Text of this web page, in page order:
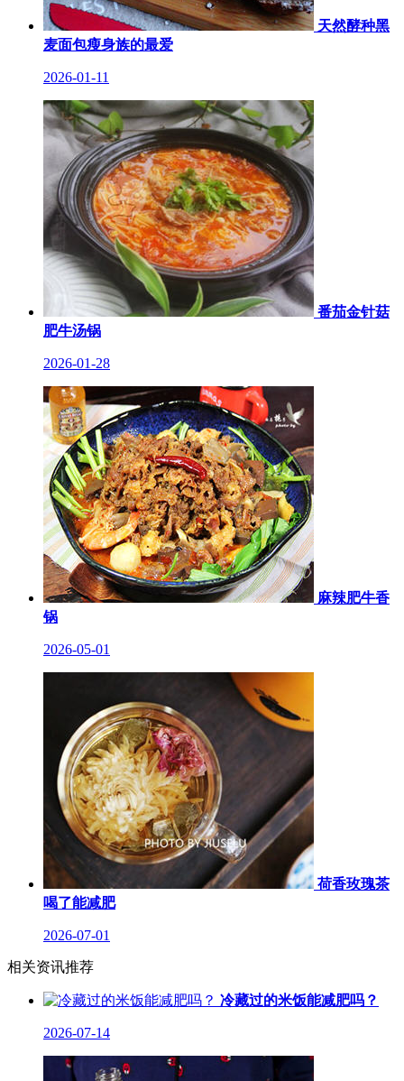
天然酵种黑
麦面包瘦身族的最爱
2026-01-11
番茄金针菇
肥牛汤锅
2026-01-28
麻辣肥牛香
锅
2026-05-01
荷香玫瑰茶
喝了能减肥
2026-07-01
相关资讯推荐
冷藏过的米饭能减肥吗？
2026-07-14